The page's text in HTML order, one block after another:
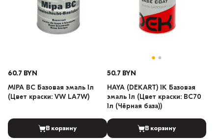
60.7 BYN
MIPA BC Базовая эмаль 1л
(Цвет краски: VW LA7W)
В корзину
50.7 BYN
HAYA (DEKART) 1К Базовая
эмаль 1л (Цвет краски: BC70
1л (Чёрная база))
В корзину